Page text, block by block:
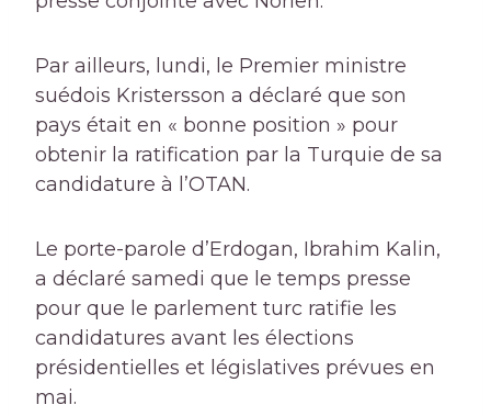
Par ailleurs, lundi, le Premier ministre
suédois Kristersson a déclaré que son
pays était en « bonne position » pour
obtenir la ratification par la Turquie de sa
candidature à l’OTAN.
Le porte-parole d’Erdogan, Ibrahim Kalin,
a déclaré samedi que le temps presse
pour que le parlement turc ratifie les
candidatures avant les élections
présidentielles et législatives prévues en
mai.